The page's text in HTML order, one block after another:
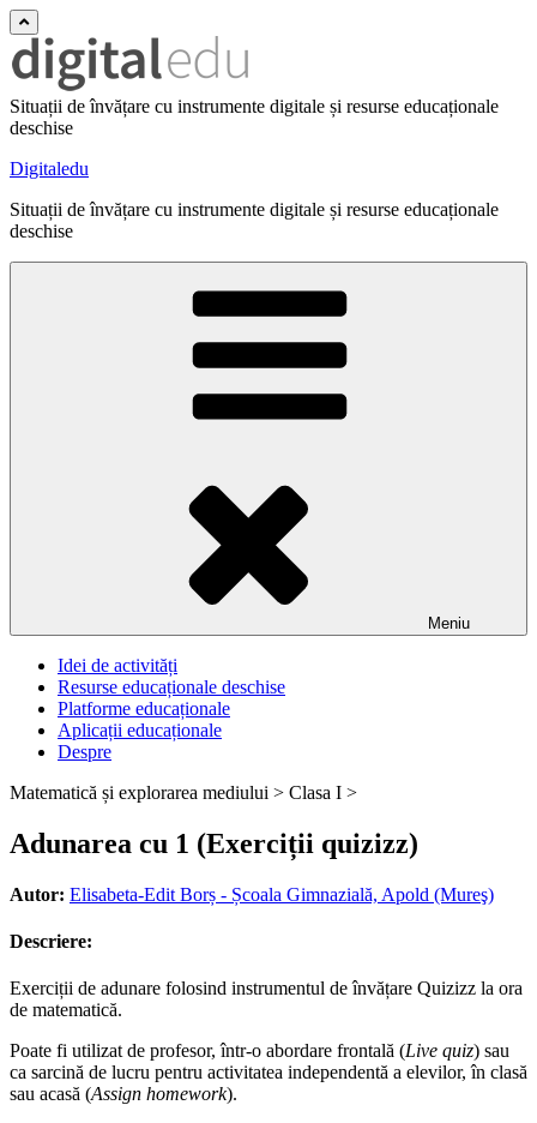
Situații de învățare cu instrumente digitale și resurse educaționale
deschise
Digitaledu
Situații de învățare cu instrumente digitale și resurse educaționale
deschise
Meniu
Idei de activități
Resurse educaționale deschise
Platforme educaționale
Aplicații educaționale
Despre
Matematică și explorarea mediului > Clasa I >
Adunarea cu 1 (Exerciții quizizz)
Autor: Elisabeta-Edit Borș - Școala Gimnazială, Apold (Mureş)
Descriere:
Exerciții de adunare folosind instrumentul de învățare Quizizz la ora
de matematică.
Poate fi utilizat de profesor, într-o abordare frontală (Live quiz) sau
ca sarcină de lucru pentru activitatea independentă a elevilor, în clasă
sau acasă (Assign homework).